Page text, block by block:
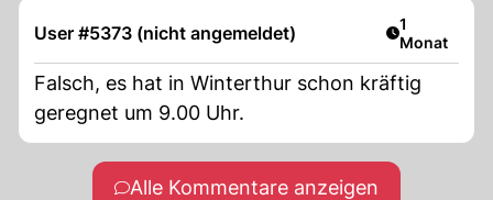
User #5373 (nicht angemeldet) Artikel
1
Monat
Falsch, es hat in Winterthur schon kräftig
geregnet um 9.00 Uhr.
Alle Kommentare anzeigen